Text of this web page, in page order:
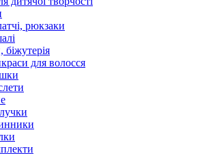
рюкзаки
для волосся